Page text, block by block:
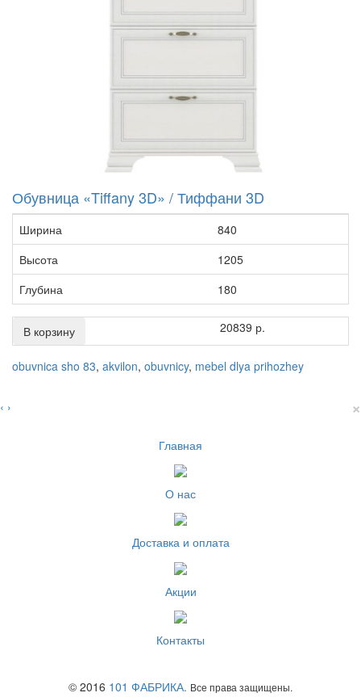
Обувница «Tiffany 3D» / Тиффани 3D
Ширина
840
Высота
1205
Глубина
180
В корзину 20839 р.
obuvnica sho 83, akvilon, obuvnicy, mebel dlya prihozhey
‹ › ×
Главная
О нас
Доставка и оплата
Акции
Контакты
© 2016 101 ФАБРИКА. Все права защищены.